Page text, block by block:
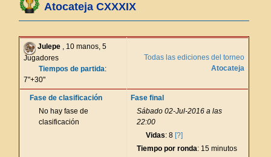
Atocateja CXXXIX
Julepe , 10 manos, 5
Jugadores
Tiempos de partida:
7"+30"
Todas las ediciones del torneo
Atocateja
Fase de clasificación
No hay fase de
clasificación
Fase final
Sábado 02-Jul-2016 a las
22:00
Vidas: 8 [?]
Tiempo por ronda: 15 minutos